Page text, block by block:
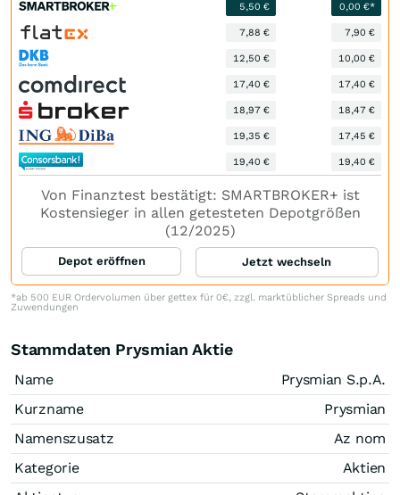
5,50 € 0,00 €*
7,88 € 7,90 €
12,50 € 10,00 €
17,40 € 17,40 €
18,97 € 18,47 €
19,35 € 17,45 €
19,40 € 19,40 €
Von Finanztest bestätigt: SMARTBROKER+ ist
Kostensieger in allen getesteten Depotgrößen
(12/2025)
Depot eröffnen Jetzt wechseln
*ab 500 EUR Ordervolumen über gettex für 0€, zzgl. marktüblicher Spreads und
Zuwendungen
Stammdaten Prysmian Aktie
Name
Prysmian S.p.A.
Kurzname
Prysmian
Namenszusatz
Az nom
Kategorie
Aktien